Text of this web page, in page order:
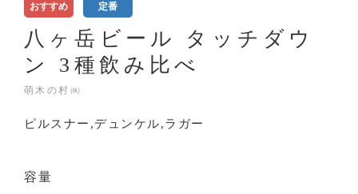
おすすめ 定番
八ヶ岳ビール タッチダウ
ン 3種飲み比べ
萌木の村㈱
ピルスナー,デュンケル,ラガー
容量